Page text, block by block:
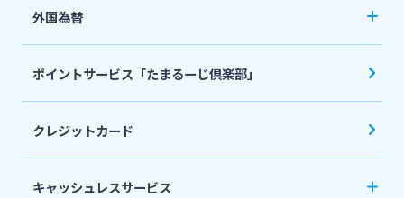
フリーローン
ローンシミュレーション
ネット医療保険
死亡保険（生命保険）
生命保険
国民年金基金
個人型確定拠出年金（iDeCo）
相続関連サービス
外国為替
外貨両替・円建小切手取立
外貨預金
ポイントサービス「たまるーじ倶楽部」
クレジットカード
キャッシュレスサービス